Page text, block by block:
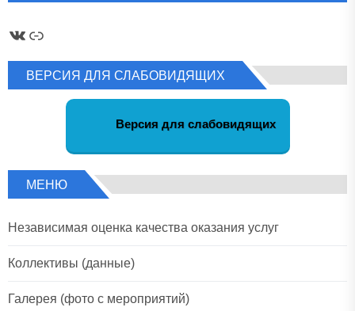
ВКонтакте
Ссылка
ВЕРСИЯ ДЛЯ СЛАБОВИДЯЩИХ
Версия для слабовидящих
МЕНЮ
Независимая оценка качества оказания услуг
Коллективы (данные)
Галерея (фото с мероприятий)